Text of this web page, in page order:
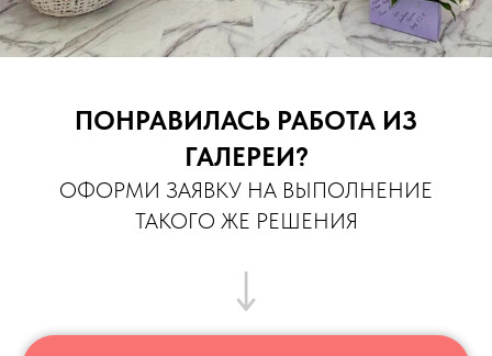
ПОНРАВИЛАСЬ РАБОТА ИЗ
ГАЛЕРЕИ?
ОФОРМИ ЗАЯВКУ НА ВЫПОЛНЕНИЕ
ТАКОГО ЖЕ РЕШЕНИЯ